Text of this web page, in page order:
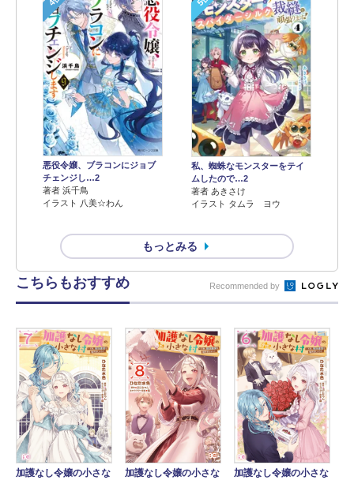
悪役令嬢、ブラコンにジョブ
チェンジし…2
著者 浜千鳥
イラスト 八美☆わん
私、蜘蛛なモンスターをテイ
ムしたので…2
著者 あきさけ
イラスト タムラ ヨウ
もっとみる
こちらもおすすめ Recommended by
加護なし令嬢の小さな
加護なし令嬢の小さな
加護なし令嬢の小さな